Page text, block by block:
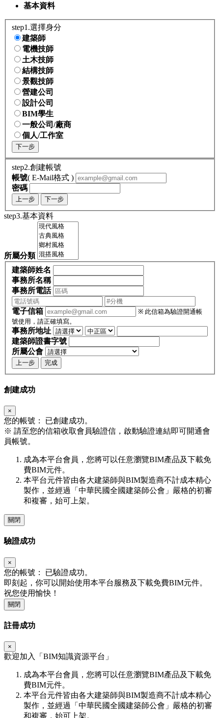
基本資料
step1.選擇身分
建築師
電機技師
土木技師
結構技師
景觀技師
營建公司
設計公司
BIM學生
一般公司/廠商
個人/工作室
下一步
step2.創建帳號
帳號( E-Mail格式 )
密碼
上一步 下一步
step3.基本資料
所屬分類
建築師姓名
事務所名稱
事務所電話
電子信箱
※ 此信箱為驗證開通帳
號使用，請正確填寫。
事務所地址
建築師證書字號
所屬公會
上一步 完成
創建成功
×
您的帳號：
已創建成功。
※ 請至您的信箱收取會員驗證信，啟動驗證連結即可開通會
員帳號。
成為本平台會員，您將可以任意瀏覽BIM產品及下載免
費BIM元件。
本平台元件皆由各大建築師與BIM製造商不計成本精心
製作，並經過「中華民國全國建築師公會」嚴格的初審
和複審，始可上架。
關閉
驗證成功
×
您的帳號：
已驗證成功。
即刻起，你可以開始使用本平台服務及下載免費BIM元件。
祝您使用愉快！
關閉
註冊成功
×
歡迎加入「 BIM知識資源平台」
成為本平台會員，您將可以任意瀏覽BIM產品及下載免
費BIM元件。
本平台元件皆由各大建築師與BIM製造商不計成本精心
製作，並經過「中華民國全國建築師公會」嚴格的初審
和複審，始可上架。